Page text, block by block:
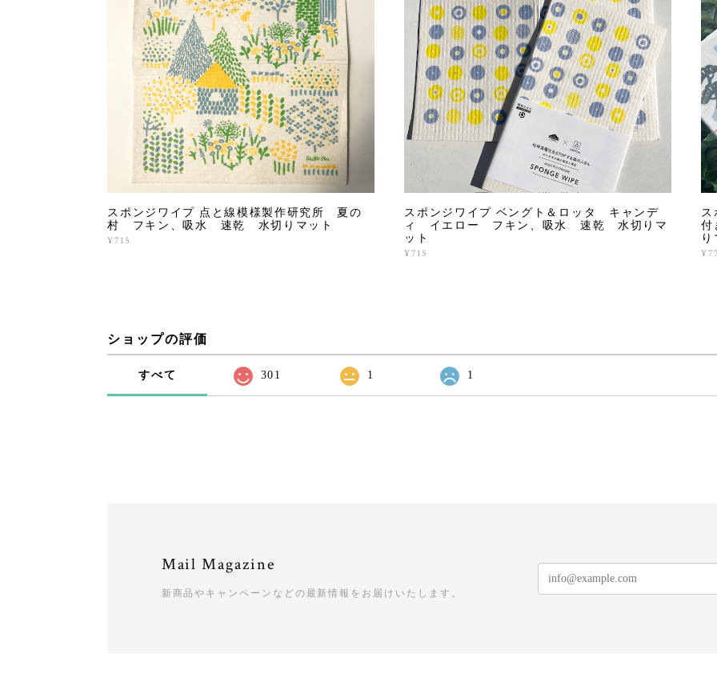
スポンジワイプ 点と線模様製作研究所 夏の
村 フキン、吸水 速乾 水切りマット
¥715
スポンジワイプ ベングト＆ロッタ キャンデ
ィ イエロー フキン、吸水 速乾 水切りマ
ット
¥715
ショップの評価
すべて 301 1 1
Mail Magazine
新商品やキャンペーンなどの最新情報をお届けいたします。